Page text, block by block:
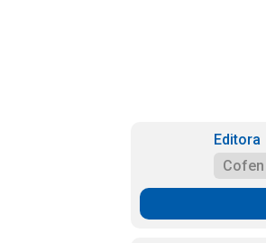
Editora
Cofen